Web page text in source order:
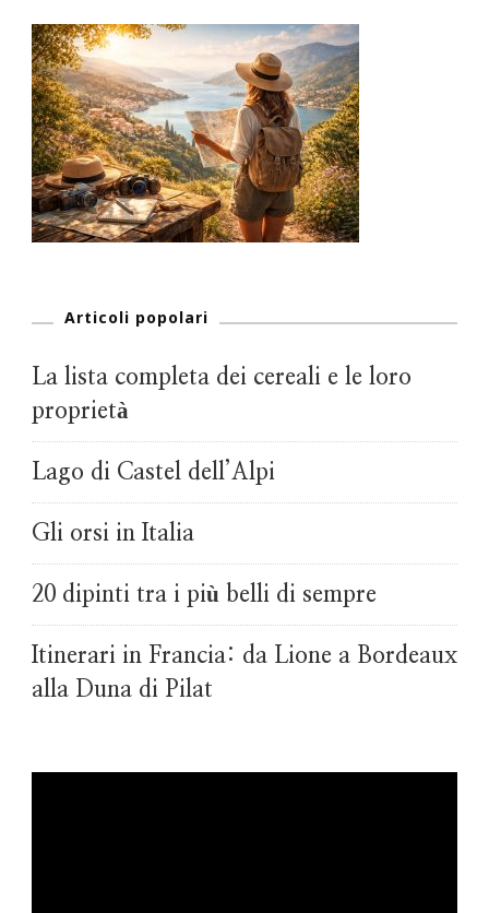
Articoli popolari
La lista completa dei cereali e le loro
proprietà
Lago di Castel dell’Alpi
Gli orsi in Italia
20 dipinti tra i più belli di sempre
Itinerari in Francia: da Lione a Bordeaux
alla Duna di Pilat